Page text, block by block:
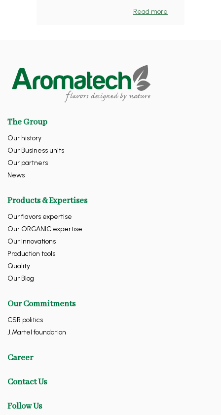
Read more
The Group
Our history
Our Business units
Our partners
News
Products & Expertises
Our flavors expertise
Our ORGANIC expertise
Our innovations
Production tools
Quality
Our Blog
Our Commitments
CSR politics
J.Martel foundation
Career
Contact Us
Follow Us